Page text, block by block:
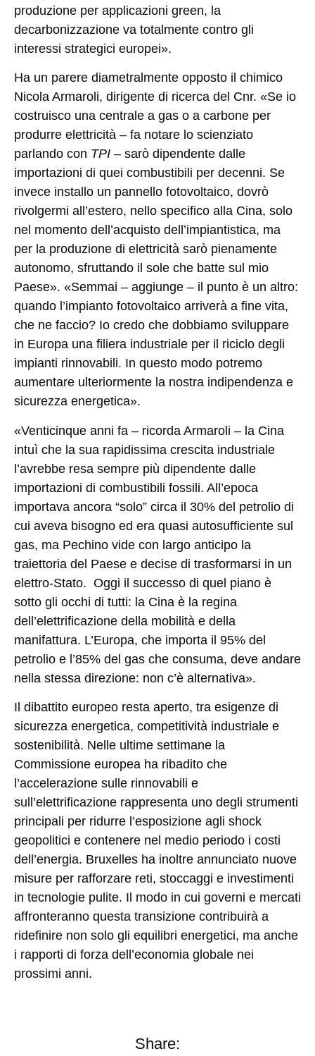
produzione per applicazioni green, la
decarbonizzazione va totalmente contro gli
interessi strategici europei».
Ha un parere diametralmente opposto il chimico
Nicola Armaroli, dirigente di ricerca del Cnr. «Se io
costruisco una centrale a gas o a carbone per
produrre elettricità – fa notare lo scienziato
parlando con TPI – sarò dipendente dalle
importazioni di quei combustibili per decenni. Se
invece installo un pannello fotovoltaico, dovrò
rivolgermi all’estero, nello specifico alla Cina, solo
nel momento dell’acquisto dell’impiantistica, ma
per la produzione di elettricità sarò pienamente
autonomo, sfruttando il sole che batte sul mio
Paese». «Semmai – aggiunge – il punto è un altro:
quando l’impianto fotovoltaico arriverà a fine vita,
che ne faccio? Io credo che dobbiamo sviluppare
in Europa una filiera industriale per il riciclo degli
impianti rinnovabili. In questo modo potremo
aumentare ulteriormente la nostra indipendenza e
sicurezza energetica».
«Venticinque anni fa – ricorda Armaroli – la Cina
intuì che la sua rapidissima crescita industriale
l’avrebbe resa sempre più dipendente dalle
importazioni di combustibili fossili. All’epoca
importava ancora “solo” circa il 30% del petrolio di
cui aveva bisogno ed era quasi autosufficiente sul
gas, ma Pechino vide con largo anticipo la
traiettoria del Paese e decise di trasformarsi in un
elettro-Stato. Oggi il successo di quel piano è
sotto gli occhi di tutti: la Cina è la regina
dell’elettrificazione della mobilità e della
manifattura. L’Europa, che importa il 95% del
petrolio e l’85% del gas che consuma, deve andare
nella stessa direzione: non c’è alternativa».
Il dibattito europeo resta aperto, tra esigenze di
sicurezza energetica, competitività industriale e
sostenibilità. Nelle ultime settimane la
Commissione europea ha ribadito che
l’accelerazione sulle rinnovabili e
sull’elettrificazione rappresenta uno degli strumenti
principali per ridurre l’esposizione agli shock
geopolitici e contenere nel medio periodo i costi
dell’energia. Bruxelles ha inoltre annunciato nuove
misure per rafforzare reti, stoccaggi e investimenti
in tecnologie pulite. Il modo in cui governi e mercati
affronteranno questa transizione contribuirà a
ridefinire non solo gli equilibri energetici, ma anche
i rapporti di forza dell’economia globale nei
prossimi anni.
Share: